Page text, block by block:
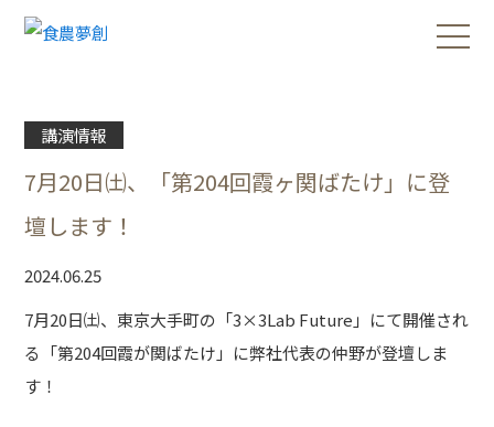
講演情報
7月20日㈯、「第204回霞ヶ関ばたけ」に登
壇します！
2024.06.25
7月20日㈯、東京大手町の「3×3Lab Future 」にて開催され
る「第204回霞が関ばたけ」に弊社代表の仲野が登壇しま
す！